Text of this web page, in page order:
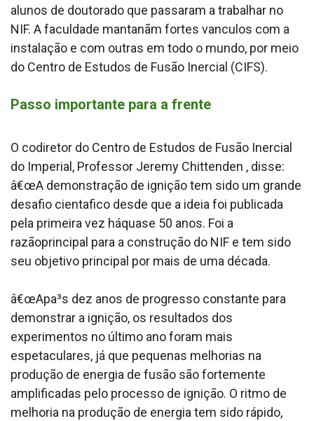
alunos de doutorado que passaram a trabalhar no
NIF. A faculdade mantanãm fortes va­nculos com a
instalação e com outras em todo o mundo, por meio
do Centro de Estudos de Fusão Inercial (CIFS).
Passo importante para a frente
O codiretor do Centro de Estudos de Fusão Inercial
do Imperial, Professor Jeremy Chittenden , disse:
â€œA demonstração de ignição tem sido um grande
desafio cienta­fico desde que a ideia foi publicada
pela primeira vez háquase 50 anos. Foi a
razãoprincipal para a construção do NIF e tem sido
seu objetivo principal por mais de uma década.
â€œApa³s dez anos de progresso constante para
demonstrar a ignição, os resultados dos
experimentos no último ano foram mais
espetaculares, já que pequenas melhorias na
produção de energia de fusão são fortemente
amplificadas pelo processo de ignição. O ritmo de
melhoria na produção de energia tem sido rápido,